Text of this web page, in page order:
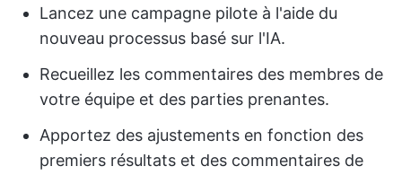
Lancez une campagne pilote à l'aide du
nouveau processus basé sur l'IA.
Recueillez les commentaires des membres de
votre équipe et des parties prenantes.
Apportez des ajustements en fonction des
premiers résultats et des commentaires de